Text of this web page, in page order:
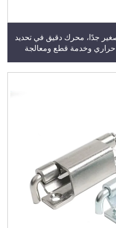
جدًا، محرك دقيق في تحديد
وخدمة قطع ومعالجة